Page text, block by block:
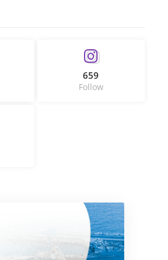
659
Follow